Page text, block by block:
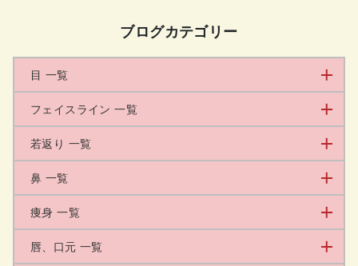
ブログカテゴリー
目 一覧
フェイスライン 一覧
若返り 一覧
鼻 一覧
痩身 一覧
唇、口元 一覧